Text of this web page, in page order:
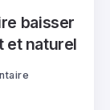
baisser
et naturel